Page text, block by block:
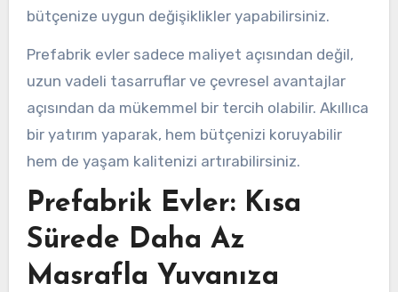
bütçenize uygun değişiklikler yapabilirsiniz.
Prefabrik evler sadece maliyet açısından değil,
uzun vadeli tasarruflar ve çevresel avantajlar
açısından da mükemmel bir tercih olabilir. Akıllıca
bir yatırım yaparak, hem bütçenizi koruyabilir
hem de yaşam kalitenizi artırabilirsiniz.
Prefabrik Evler: Kısa
Sürede Daha Az
Masrafla Yuvanıza